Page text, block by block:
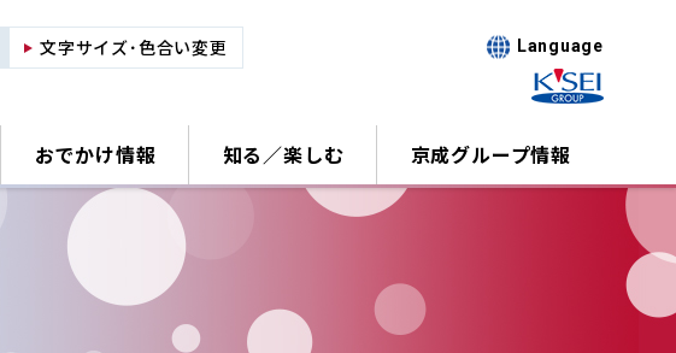
文字サイズ･色合い変更 Language
おでかけ情報 知る／楽しむ 京成グループ情報